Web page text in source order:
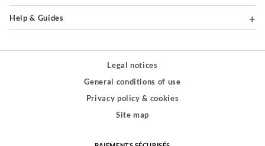
Help & Guides
Legal notices
General conditions of use
Privacy policy & cookies
Site map